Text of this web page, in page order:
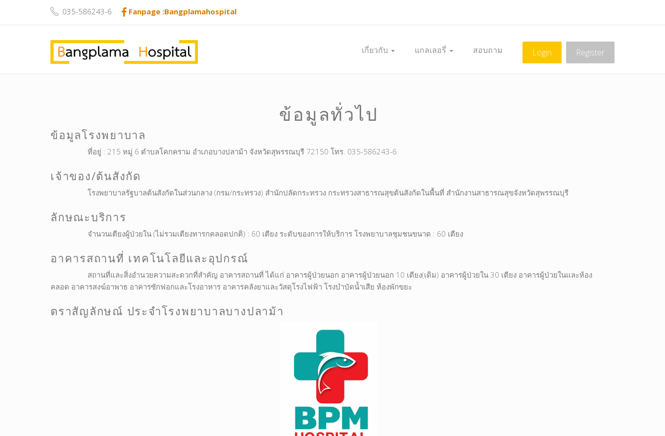
035-586243-6 Fanpage :Bangplamahospital
Login Register
เกี่ยวกับ แกลเลอรี่ สอบถาม
ข้อมูลทั่วไป
ข้อมูลโรงพยาบาล
ที่อยู่ : 215 หมู่ 6 ตำบลโคกคราม อำเภอบางปลาม้า จังหวัดสุพรรณบุรี 72150 โทร. 035-586243-6
เจ้าของ/ต้นสังกัด
โรงพยาบาลรัฐบาลต้นสังกัดในส่วนกลาง (กรม/กระทรวง) สำนักปลัดกระทรวง กระทรวงสาธารณสุขต้นสังกัดในพื้นที่ สำนักงานสาธารณสุขจังหวัดสุพรรณบุรี
ลักษณะบริการ
จำนวนเตียงผู้ป่วยใน (ไม่รวมเตียงทารกคลอดปกติ) : 60 เตียง ระดับของการให้บริการ โรงพยาบาลชุมชนขนาด : 60 เตียง
อาคารสถานที่ เทคโนโลยีและอุปกรณ์
สถานที่และสิ่งอำนวยความสะดวกที่สำคัญ อาคารสถานที่ ได้แก่ อาคารผู้ป่วยนอก อาคารผู้ป่วยนอก 10 เตียง(เดิม) อาคารผู้ป่วยใน 30 เตียง อาคารผู้ป่วยในและห้อง
คลอด อาคารสงฆ์อาพาธ อาคารซักฟอกและโรงอาหาร อาคารคลังยาและวัสดุโรงไฟฟ้า โรงบำบัดน้ำเสีย ห้องพักขยะ
ตราสัญลักษณ์ ประจำโรงพยาบาลบางปลาม้า